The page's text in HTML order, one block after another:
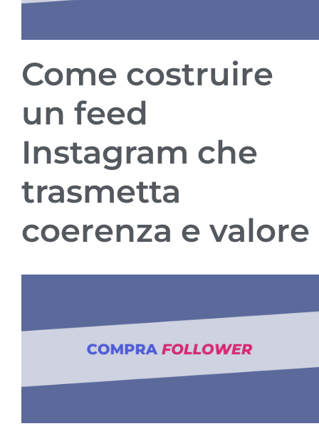
Come costruire
un feed
Instagram che
trasmetta
coerenza e valore